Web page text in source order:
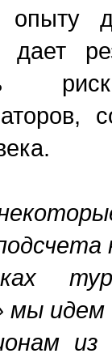
дает
мы
из